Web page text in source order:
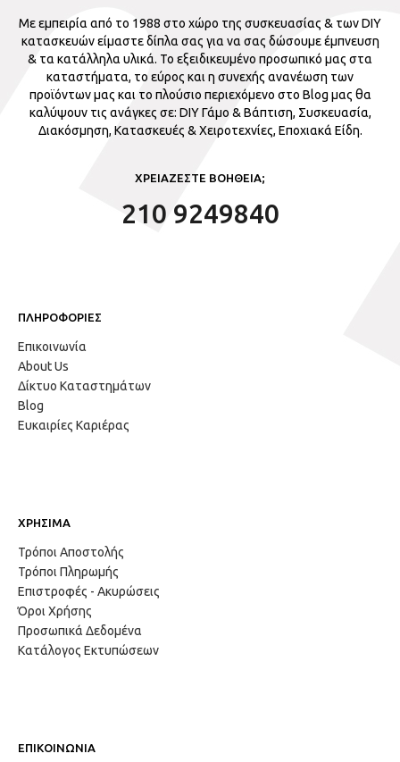
Με εμπειρία από το 1988 στο χώρο της συσκευασίας & των DIY
κατασκευών είμαστε δίπλα σας για να σας δώσουμε έμπνευση
& τα κατάλληλα υλικά. Το εξειδικευμένο προσωπικό μας στα
καταστήματα, το εύρος και η συνεχής ανανέωση των
προϊόντων μας και το πλούσιο περιεχόμενο στο Blog μας θα
καλύψουν τις ανάγκες σε: DIY Γάμο & Βάπτιση, Συσκευασία,
Διακόσμηση, Κατασκευές & Χειροτεχνίες, Εποχιακά Είδη.
ΧΡΕΙΑΖΕΣΤΕ ΒΟΗΘΕΙΑ;
210 9249840
ΠΛΗΡΟΦΟΡΙΕΣ
Επικοινωνία
About Us
Δίκτυο Καταστημάτων
Blog
Ευκαιρίες Καριέρας
ΧΡΗΣΙΜΑ
Τρόποι Αποστολής
Τρόποι Πληρωμής
Επιστροφές - Ακυρώσεις
Όροι Χρήσης
Προσωπικά Δεδομένα
Κατάλογος Εκτυπώσεων
ΕΠΙΚΟΙΝΩΝΙΑ